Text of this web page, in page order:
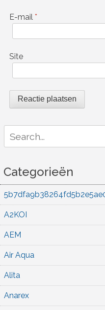
E-mail *
Site
for:
Categorieën
A2KOI
AEM
Air Aqua
Alita
Anarex